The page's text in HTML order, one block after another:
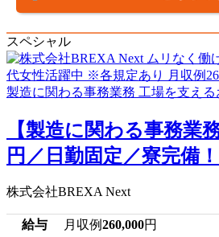
スペシャル
【製造に関わる事務業
円／日勤固定／寮完備
株式会社BREXA Next
給与 月収例260,000円